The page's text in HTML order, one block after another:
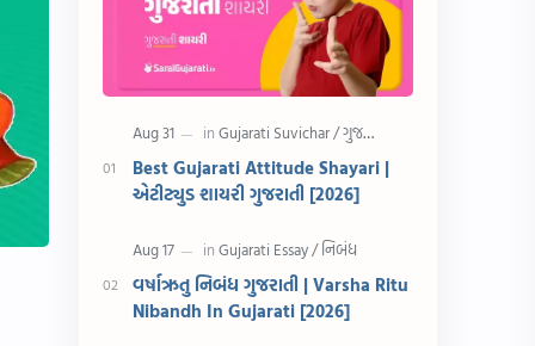
અહેવાલ લેખન શુભેચ્છા સંદેશ
Information ગુજરાતી શબ્દો
CET ગુજરાતી સૂત્ર
ચાલીસા 15મી ઓગસ્ટ
દિવાળી સમાનાર્થી શબ્દો
Best Gujarati Attitude Shayari |
એટીટ્યુડ શાયરી ગુજરાતી [2026]
વર્ષાઋતુ નિબંધ ગુજરાતી | Varsha Ritu
Nibandh In Gujarati [2026]